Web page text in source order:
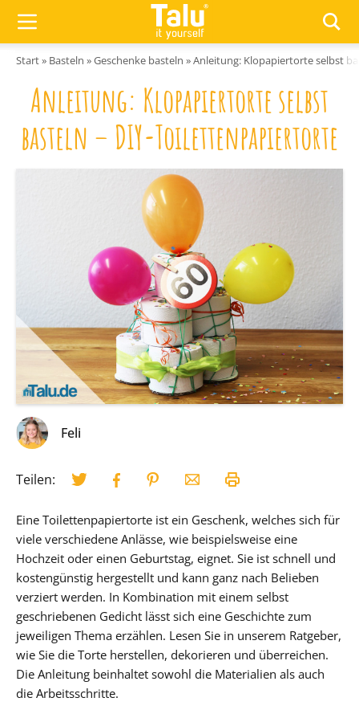
Start» Basteln »Geschenke basteln »Anleitung: Klopapiertorte selbst
Anleitung: Klopapiertorte selbst
basteln – DIY-Toilettenpapiertorte
Feli
Teilen:
Eine Toilettenpapiertorte ist ein Geschenk, welches sich für
viele verschiedene Anlässe, wie beispielsweise eine
Hochzeit oder einen Geburtstag, eignet. Sie ist schnell und
kostengünstig hergestellt und kann ganz nach Belieben
verziert werden. In Kombination mit einem selbst
geschriebenen Gedicht lässt sich eine Geschichte zum
jeweiligen Thema erzählen. Lesen Sie in unserem Ratgeber,
wie Sie die Torte herstellen, dekorieren und überreichen.
Die Anleitung beinhaltet sowohl die Materialien als auch
die Arbeitsschritte.